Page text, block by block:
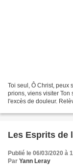
Toi seul, Ô Christ, peux
prions, viens visiter Ton
l'excès de douleur.
Les Esprits de
Publié le 06/03/2020 à
Par Yann Leray